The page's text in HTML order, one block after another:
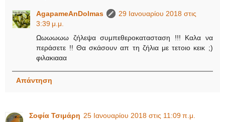
AgapameAnDolmas
29 Ιανουαρίου 2018 στις
3:39 μ.μ.
Ωωωωωω ζήλεψα συμπεθεροκατασταση !!! Καλα να
περάσετε !! Θα σκάσουν απ τη ζήλια με τετοιο κεικ ;)
φιλακιααα
Απάντηση
Σοφία Τσιμάρη 25 Ιανουαρίου 2018 στις 11:09 π.μ.